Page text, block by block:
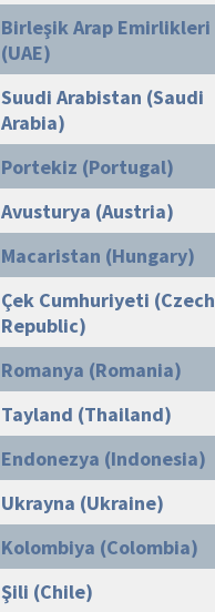
Birleşik Arap Emirlikleri
(UAE)
Suudi Arabistan (Saudi
Arabia)
Portekiz (Portugal)
Avusturya (Austria)
Macaristan (Hungary)
Çek Cumhuriyeti (Czech
Republic)
Romanya (Romania)
Tayland (Thailand)
Endonezya (Indonesia)
Ukrayna (Ukraine)
Kolombiya (Colombia)
Şili (Chile)